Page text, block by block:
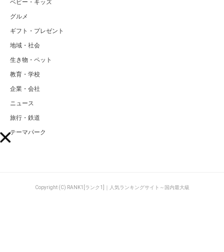
ベビー・キッズ
グルメ
ギフト・プレゼント
地域・社会
生き物・ペット
教育・学校
企業・会社
ニュース
旅行・鉄道
テーマパーク
Copyright (C) RANK1[ランク1]｜人気ランキングサイト～国内最大級